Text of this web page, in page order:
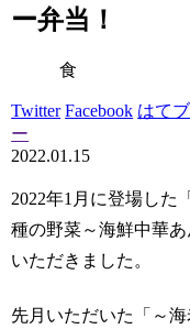
ー弁当！
食
Twitter Facebook はてブ
ー
2022.01.15
2022年1月に登場した
種の野菜～海鮮中華
いただきました。
先月いただいた「～